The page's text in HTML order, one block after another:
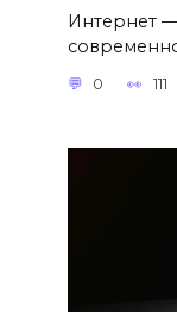
Интернет
0 111